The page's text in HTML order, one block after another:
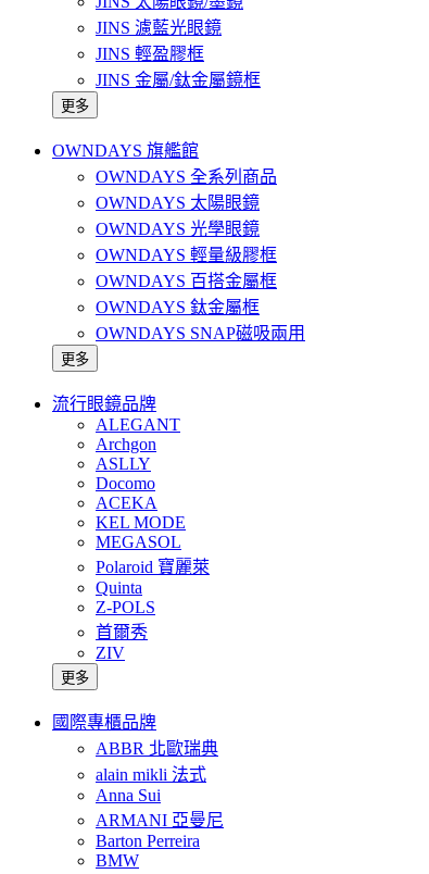
JINS 濾藍光眼鏡
JINS 輕盈膠框
JINS 金屬/鈦金屬鏡框
更多
OWNDAYS 旗艦館
OWNDAYS 全系列商品
OWNDAYS 太陽眼鏡
OWNDAYS 光學眼鏡
OWNDAYS 輕量級膠框
OWNDAYS 百搭金屬框
OWNDAYS 鈦金屬框
OWNDAYS SNAP磁吸兩用
更多
流行眼鏡品牌
ALEGANT
Archgon
ASLLY
Docomo
ACEKA
KEL MODE
MEGASOL
Polaroid 寶麗萊
Quinta
Z-POLS
首爾秀
ZIV
更多
國際專櫃品牌
ABBR 北歐瑞典
alain mikli 法式
Anna Sui
ARMANI 亞曼尼
Barton Perreira
BMW